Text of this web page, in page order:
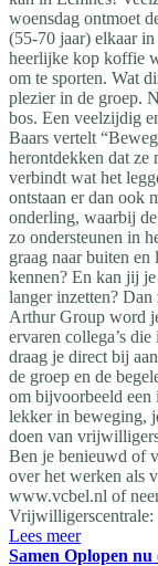
woensdag ontmoet
(55-70 jaar) elkaar
heerlijke kop koffie
om te sporten. Wat
plezier in de groep.
bos. Een veelzijdig
Baars vertelt
herontdekken dat ze
verbindt wat het
ontstaan er dan ook
onderling, waarbij
zo ondersteunen in
graag naar buiten
kennen? En kan jij
langer inzetten?
Arthur Group word
ervaren collega’s
draag je direct bij
de groep en de
om bijvoorbeeld een
lekker in beweging,
doen van
Ben je benieuwd of
over het werken als
www.vcbel.nl of
Vrijwilligerscentrale:
Lees meer
Samen Oplopen